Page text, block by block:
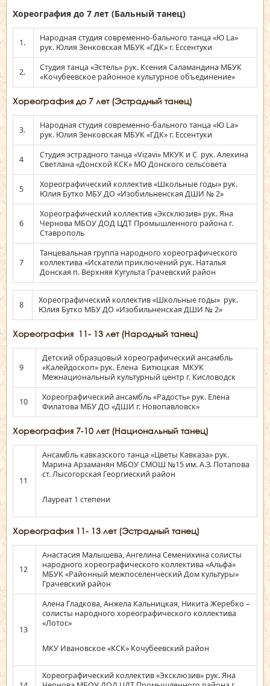
Хореография до 7 лет (Бальный танец)
1.
Народная студия современно-бального танца «Ю La»
рук. Юлия Зенковская МБУК «ГДК» г. Ессентуки
2.
Студия танца «Эстель» рук. Ксения Саламандина МБУК
«Кочубеевское районное культурное объединение»
Хореография до 7 лет (Эстрадный танец)
3.
Народная студия современно-бального танца «Ю La»
рук. Юлия Зенковская МБУК «ГДК» г. Ессентуки
4
Студия эстрадного танца «Vizavi» МКУК и С рук. Алехина
Светлана «Донской КСК» МО Донского сельсовета
5
Хореографический коллектив «Школьные годы» рук.
Юлия Бутко МБУ ДО «Изобильненская ДШИ № 2»
6
Хореографический коллектив «Эксклюзив» рук. Яна
Чернова МБОУ ДОД ЦДТ Промышленного района г.
Ставрополь
7
Танцевальная группа народного хореографического
коллектива «Искатели приключений рук. Наталья
Донская п. Верхняя Кугульта Грачевский район
8
Хореографический коллектив «Школьные годы» рук.
Юлия Бутко МБУ ДО «Изобильненская ДШИ № 2»
Хореография 11- 13 лет (Народный танец)
9
Детский образцовый хореографический ансамбль
«Калейдоскоп» рук. Елена Битюцкая МКУК
Межнациональный культурный центр г. Кисловодск
10
Хореографический ансамбль «Радость» рук. Елена
Филатова МБУ ДО «ДШИ г. Новопавловск»
Хореография 7-10 лет (Национальный танец)
11
Ансамбль кавказского танца «Цветы Кавказа» рук.
Марина Арзаманян МБОУ СМОШ №15 им. А.З. Потапова
ст. Лысогорская Георгиеский район
Лауреат 1 степени
Хореография 11- 13 лет (Эстрадный танец)
12
Анастасия Малышева, Ангелина Семенихина солисты
народного хореографического коллектива «Альфа»
МБУК «Районный межпоселенческий Дом культуры»
Грачевский район
13
Алена Гладкова, Анжела Кальницкая, Никита Жеребко –
солисты народного хореографического коллектива
«Лотос»
МКУ Ивановское «КСК» Кочубеевский район
Хореографический коллектив «Эксклюзив» рук. Яна